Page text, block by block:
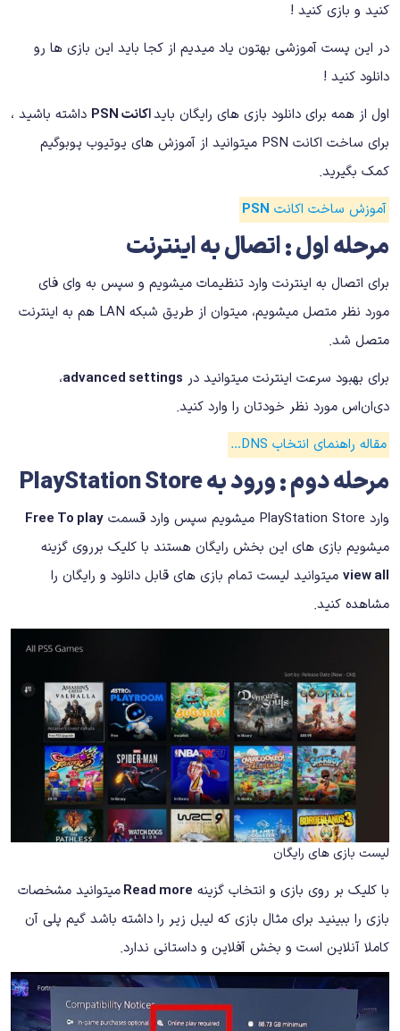
کنید و بازی کنید !
در این پست آموزشی بهتون یاد میدیم از کجا باید این بازی ها رو
دانلود کنید !
اول از همه برای دانلود بازی های رایگان بایداکانت PSN
داشته باشید ،
برای ساخت اکانت PSN میتوانید از آموزش های یوتیوب پوبوگیم
کمک بگیرید.
آموزش ساخت اکانت PSN
مرحله اول : اتصال به اینترنت
برای اتصال به اینترنت وارد تنظیمات میشویم و سپس به وای فای
مورد نظر متصل میشویم، میتوان از طریق شبکه LAN هم به اینترنت
متصل شد.
برای بهبود سرعت اینترنت میتوانید در advanced settings،
دی‌ان‌اس مورد نظر خودتان را وارد کنید.
مقاله راهنمای انتخاب DNS…
مرحله دوم : ورود به PlayStation Store
وارد PlayStation Store میشویم سپس وارد قسمت
Free To play
میشویم بازی های این بخش رایگان هستند با کلیک برروی گزینه
view all میتوانید لیست تمام بازی های قابل دانلود و رایگان را
مشاهده کنید.
لیست بازی های رایگان
با کلیک بر روی بازی و انتخاب گزینه Read moreمیتوانید مشخصات
بازی را ببینید برای مثال بازی که لیبل زیر را داشته باشد گیم پلی آن
کاملا آنلاین است و بخش آفلاین و داستانی ندارد.